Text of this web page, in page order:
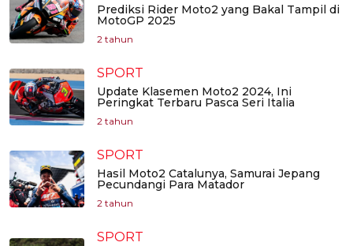
Prediksi Rider Moto2 yang Bakal Tampil di
MotoGP 2025
2 tahun
SPORT
Update Klasemen Moto2 2024, Ini
Peringkat Terbaru Pasca Seri Italia
2 tahun
SPORT
Hasil Moto2 Catalunya, Samurai Jepang
Pecundangi Para Matador
2 tahun
SPORT